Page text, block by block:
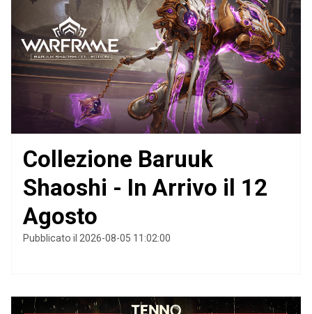
Collezione Baruuk
Shaoshi - In Arrivo il 12
Agosto
Pubblicato il 2026-08-05 11:02:00